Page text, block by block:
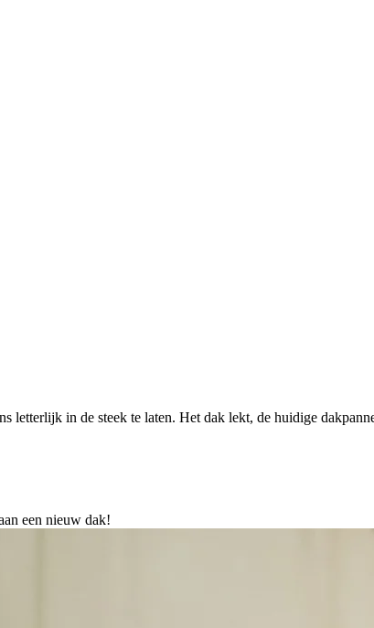
letterlijk in de steek te laten. Het dak lekt, de huidige
een nieuw dak!